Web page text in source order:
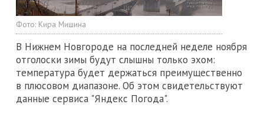
Фото: Кира Мишина
В Нижнем Новгороде на последней неделе ноября
отголоски зимы будут слышны только эхом:
температура будет держаться преимущественно
в плюсовом диапазоне. Об этом свидетельствуют
данные сервиса "Яндекс Погода".